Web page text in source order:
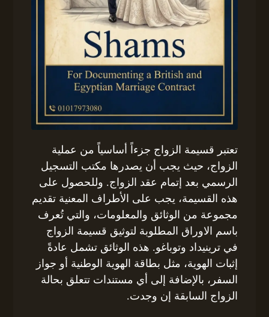
تعتبر قسيمة الزواج جزءاً أساسياً من عملية
الزواج، حيث يجب أن يصدرها مكتب التسجيل
الرسمي بعد إتمام عقد الزواج. وللحصول على
هذه القسيمة، يجب على الأطراف المعنية تقديم
مجموعة من الوثائق والمعلومات، والتي تُعرف
باسم الاوراق المطلوبة لتوثيق قسيمة الزواج
في ترينيداد وتوباغو. هذه الوثائق تشمل عادةً
إثبات الهوية، مثل بطاقة الهوية الوطنية أو جواز
السفر، بالإضافة إلى أي مستندات تتعلق بحالة
الزواج السابقة إن وجدت.